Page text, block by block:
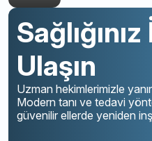
Ulaşın
Uzman hekimlerimizle
Modern tanı ve tedavi
güvenilir ellerde yeniden